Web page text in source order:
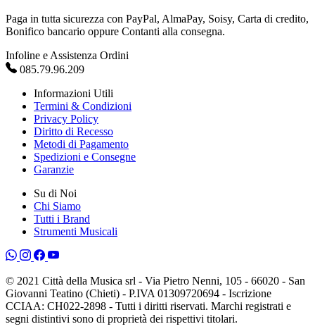
Paga in tutta sicurezza con PayPal, AlmaPay, Soisy, Carta di credito,
Bonifico bancario oppure Contanti alla consegna.
Infoline e Assistenza Ordini
085.79.96.209
Informazioni Utili
Termini & Condizioni
Privacy Policy
Diritto di Recesso
Metodi di Pagamento
Spedizioni e Consegne
Garanzie
Su di Noi
Chi Siamo
Tutti i Brand
Strumenti Musicali
© 2021 Città della Musica srl - Via Pietro Nenni, 105 - 66020 - San
Giovanni Teatino (Chieti) - P.IVA 01309720694 - Iscrizione
CCIAA: CH022-2898 - Tutti i diritti riservati. Marchi registrati e
segni distintivi sono di proprietà dei rispettivi titolari.